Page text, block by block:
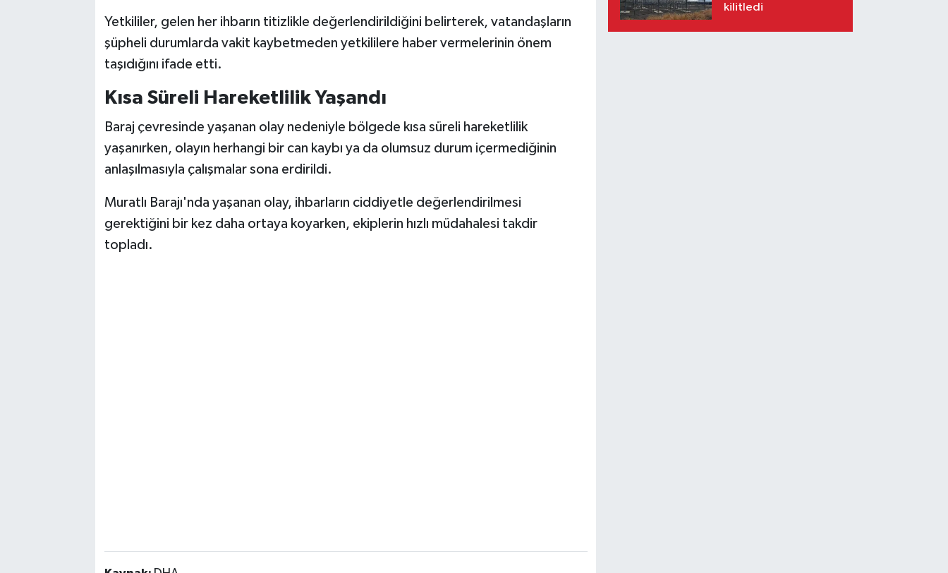
Yetkililer, gelen her ihbarın titizlikle değerlendirildiğini belirterek, vatandaşların
şüpheli durumlarda vakit kaybetmeden yetkililere haber vermelerinin önem
taşıdığını ifade etti.
Kısa Süreli Hareketlilik Yaşandı
Baraj çevresinde yaşanan olay nedeniyle bölgede kısa süreli hareketlilik
yaşanırken, olayın herhangi bir can kaybı ya da olumsuz durum içermediğinin
anlaşılmasıyla çalışmalar sona erdirildi.
Muratlı Barajı'nda yaşanan olay, ihbarların ciddiyetle değerlendirilmesi
gerektiğini bir kez daha ortaya koyarken, ekiplerin hızlı müdahalesi takdir
topladı.
kilitledi